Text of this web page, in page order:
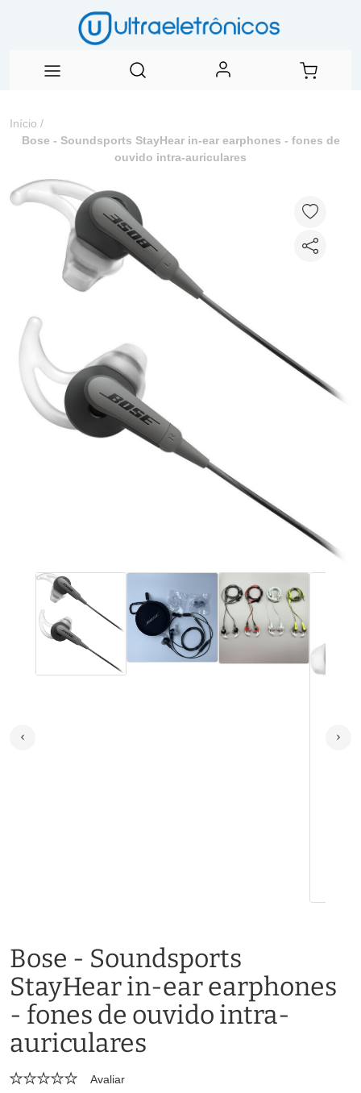
Início /
Bose - Soundsports StayHear in-ear earphones - fones de
ouvido intra-auriculares
Bose - Soundsports
StayHear in-ear earphones
- fones de ouvido intra-
auriculares
Avaliar